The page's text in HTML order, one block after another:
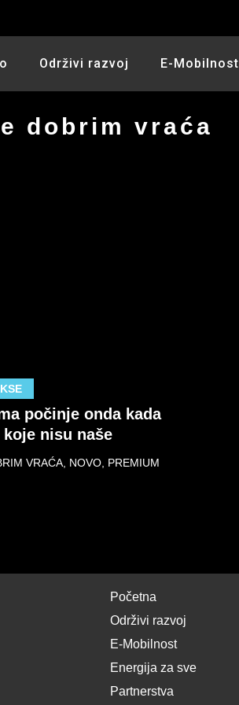
Održivi razvoj E-Mobilnost
dobrim vraća
počinje onda kada
nisu naše
VRAĆA NOVO PREMIUM
Početna
Održivi razvoj
E-Mobilnost
Energija za sve
Partnerstva